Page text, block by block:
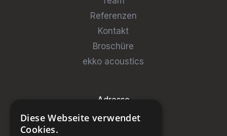
Referenzen
Kontakt
Broschüre
ekko acoustics
Adresse
Steinburg Group GmbH
Diese Webseite verwendet
Cookies.